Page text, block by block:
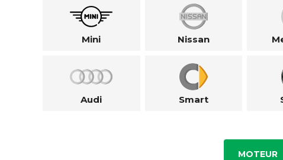
Mini Nissan
Audi Smart
MOTEUR